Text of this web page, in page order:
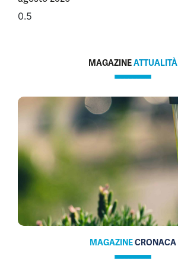
MAGAZINEATTUALITÀ
MAGAZINECRONACA